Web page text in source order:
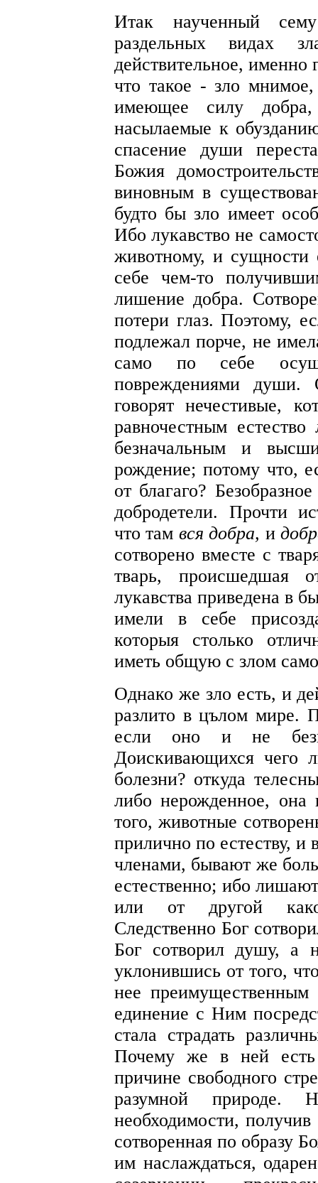
Итак наученный
раздельных видах
действительное, именно
что такое - зло
имеющее силу добра,
насылаемые к
спасение души
Божия
виновным в
будто бы зло имеет
Ибо лукавство не
животному, и сущности
себе чем-то
лишение добра.
потери глаз. Поэтому,
подлежал порче, не
само по себе
повреждениями
говорят нечестивые,
равночестным
безначальным и
рождение; потому что,
от благаго?
добродетели. Прочти
что там вся добра, и
сотворено вместе с
тварь, происшедшая
лукавства приведена в
имели в себе
которыя столько
иметь общую с злом
Однако же зло есть, и
разлито в цълом мире.
если оно и не
Доискивающихся чего
болезни? откуда
либо нерожденное,
того, животные
прилично по естеству,
членами, бывают же
естественно; ибо
или от другой
Следственно Бог
Бог сотворил душу, а
уклонившись от того,
нее
единение с Ним
стала страдать
Почему же в ней
причине свободного
разумной природе.
необходимости,
сотворенная по образу
им наслаждаться,